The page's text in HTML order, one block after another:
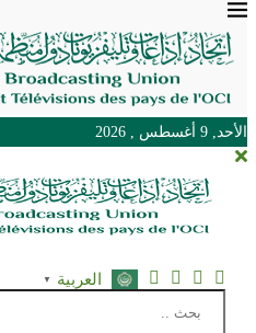
الأحد, 9 أغسطس , 2026
العربية ▼